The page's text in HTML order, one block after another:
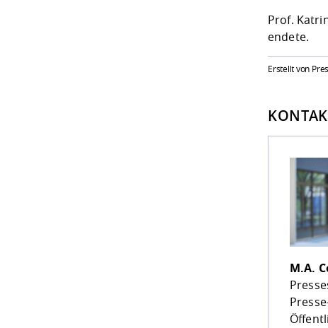
Prof.
endete.
Erstellt von
M.A.